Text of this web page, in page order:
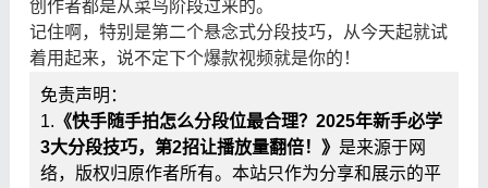
创作者都是从菜鸟阶段过来的。
记住啊，特别是第二个悬念式分段技巧，从今天起就试
着用起来，说不定下个爆款视频就是你的！
免责声明：
1. 《快手随手拍怎么分段位最合理？2025年新手必学
3大分段技巧，第2招让播放量翻倍！》 是来源于网
络，版权归原作者所有。本站只作为分享和展示的平